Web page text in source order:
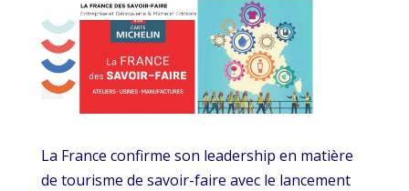
La France confirme son leadership en matière
de tourisme de savoir-faire avec le lancement